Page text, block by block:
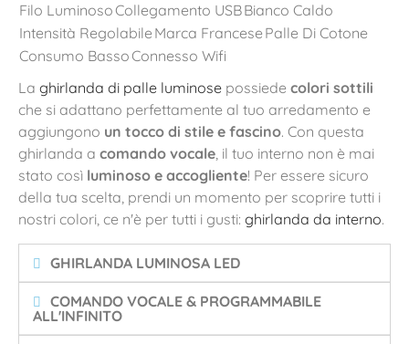
Filo LuminosoCollegamento USBBianco Caldo
Intensità Regolabile Marca Francese Palle Di Cotone
Consumo BassoConnesso Wifi
La ghirlanda di palle luminose possiede colori sottili
che si adattano perfettamente al tuo arredamento e
aggiungono un tocco di stile e fascino. Con questa
ghirlanda a comando vocale, il tuo interno non è mai
stato così luminoso e accogliente! Per essere sicuro
della tua scelta, prendi un momento per scoprire tutti i
nostri colori, ce n'è per tutti i gusti: ghirlanda da interno.
GHIRLANDA LUMINOSA LED
COMANDO VOCALE & PROGRAMMABILE
ALL'INFINITO